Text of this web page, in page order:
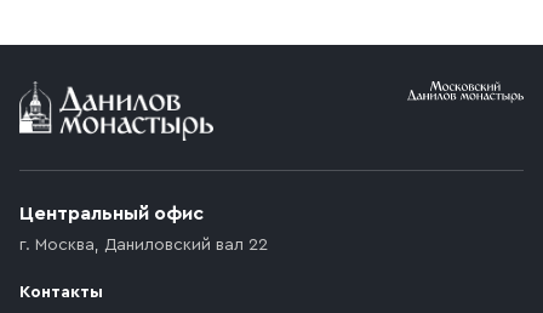
Условия доставки
возникают препятствия для подъезда автомобиля,
которое максимально близко к месту запланированной
движения. Если на территории места назначения
Центральный офис
г. Москва, Даниловский вал 22
Контакты